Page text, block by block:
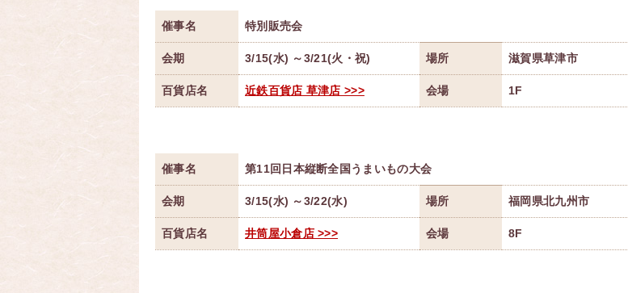
催事名 特別販売会
会期 3/15(水) ～3/21(火・祝) 場所 滋賀県草津市
百貨店名 近鉄百貨店 草津店 >>> 会場 1F
催事名 第11回日本縦断全国うまいもの大会
会期 3/15(水) ～3/22(水) 場所 福岡県北九州市
百貨店名 井筒屋小倉店 >>> 会場 8F